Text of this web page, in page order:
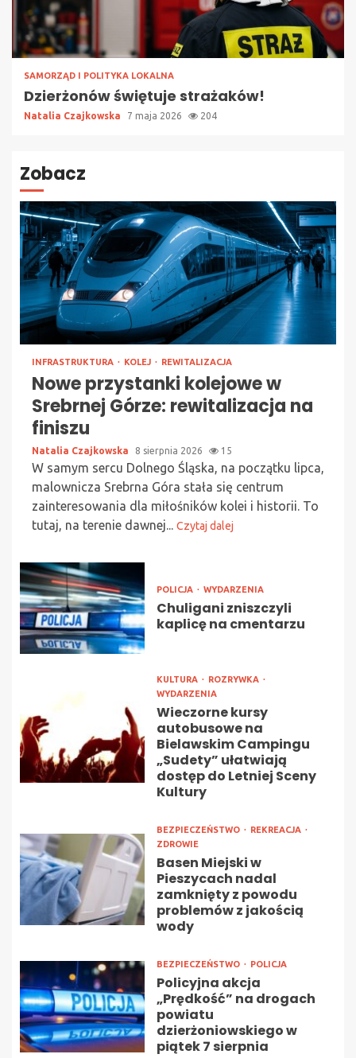
SAMORZĄD I POLITYKA LOKALNA
Dzierżonów świętuje strażaków!
Natalia Czajkowska 7 maja 2026 204
Zobacz
INFRASTRUKTURA KOLEJ REWITALIZACJA
Nowe przystanki kolejowe w
Srebrnej Górze: rewitalizacja na
finiszu
Natalia Czajkowska 8 sierpnia 2026 15
W samym sercu Dolnego Śląska, na początku lipca,
malownicza Srebrna Góra stała się centrum
zainteresowania dla miłośników kolei i historii. To
tutaj, na terenie dawnej... Czytaj dalej
POLICJA WYDARZENIA
Chuligani zniszczyli
kaplicę na cmentarzu
KULTURA
ROZRYWKA
WYDARZENIA
Wieczorne kursy
autobusowe na
Bielawskim Campingu
„Sudety” ułatwiają
dostęp do Letniej Sceny
Kultury
BEZPIECZEŃSTWO
REKREACJA
ZDROWIE
Basen Miejski w
Pieszycach nadal
zamknięty z powodu
problemów z jakością
wody
BEZPIECZEŃSTWO POLICJA
Policyjna akcja
„Prędkość” na drogach
powiatu
dzierżoniowskiego w
piątek 7 sierpnia